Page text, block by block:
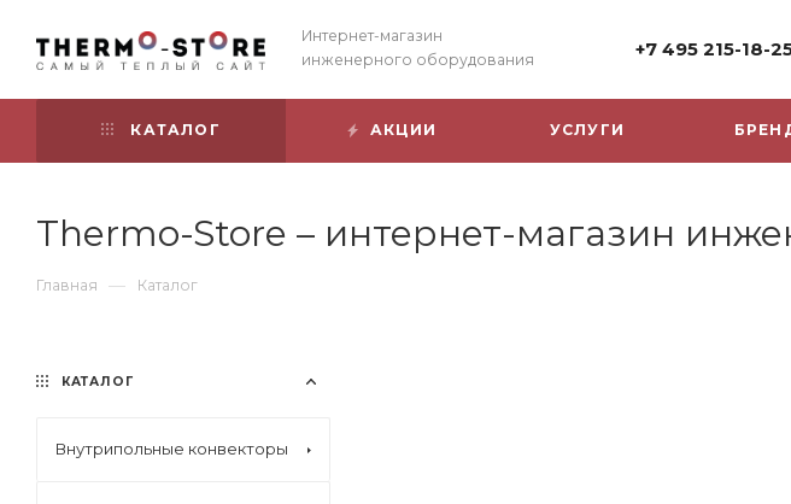
Интернет-магазин
инженерного оборудования
+7 495 215-18-
КАТАЛОГ АКЦИИ УСЛУГИ
Thermo-Store – интернет-магазин
Главная — Каталог
КАТАЛОГ
Внутрипольные конвекторы